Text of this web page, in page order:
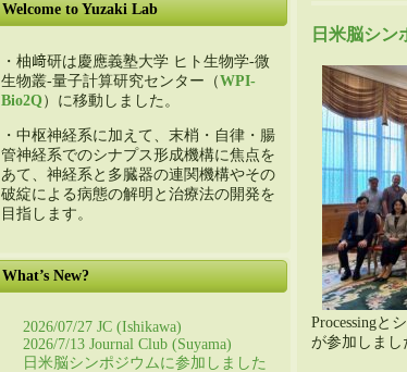
Welcome to Yuzaki Lab
・柚﨑研は慶應義塾大学 ヒト生物学-微
生物叢-量子計算研究センター（WPI-
Bio2Q）に移動しました。
・中枢神経系に加えて、末梢・自律・腸
管神経系でのシナプス形成機構に焦点を
あて、神経系と多臓器の連関機構やその
破綻による病態の解明と治療法の開発を
目指します。
What’s New?
2026/07/27 JC (Ishikawa)
2026/7/13 Journal Club (Suyama)
日米脳シンポジウムに参加しました
日米脳シン
Processingと
が参加しまし